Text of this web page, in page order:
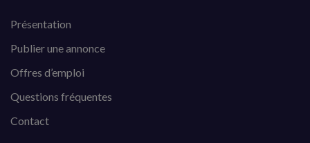
Présentation
Publier une annonce
Offres d’emploi
Questions fréquentes
Contact